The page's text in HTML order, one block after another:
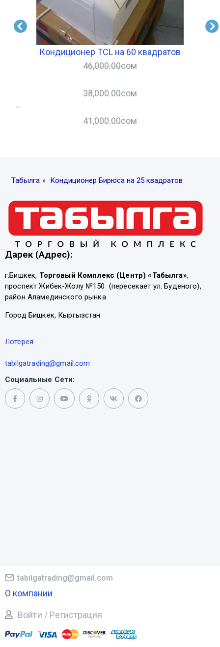
Кондиционер TCL на 60 квадратов
46,000.00сом
38,000.00сом
–
41,000.00сом
Табылга » Кондиционер Бирюса на 25 квадратов
Дарек (Адрес):
г.Бишкек, Торговый Комплекс (Центр) «Табылга»,
проспект Жибек-Жолу №150 (пересекает ул. Буденого),
район Аламединского рынка
Город Бишкек, Кыргызстан
Лотерея
tabilgatrading@gmail.com
Социальные Сети:
tabilgatrading@gmail.com
О компании
Войти / Регистрация